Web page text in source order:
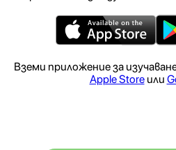
Вземи приложение за
Apple Storeили